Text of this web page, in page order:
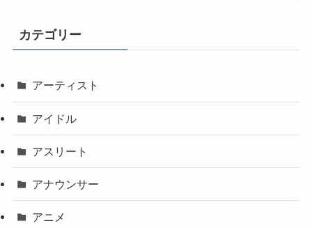
カテゴリー
アーティスト
アイドル
アスリート
アナウンサー
アニメ